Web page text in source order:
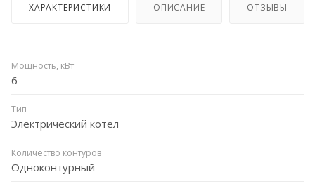
ХАРАКТЕРИСТИКИ ОПИСАНИЕ ОТЗЫВЫ
Мощность, кВт
6
Тип
Электрический котел
Количество контуров
Одноконтурный